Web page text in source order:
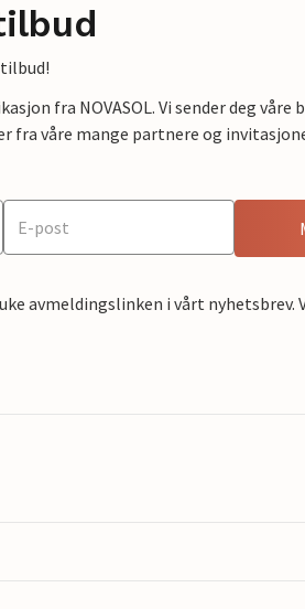
fra NOVASOL. Vi sender deg våre
fra våre mange partnere og
avmeldingslinken i vårt nyhetsbrev.